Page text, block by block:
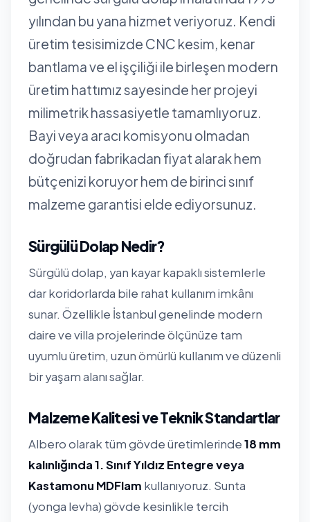
yılından bu yana hizmet veriyoruz. Kendi
üretim tesisimizde CNC kesim, kenar
bantlama ve el işçiliği ile birleşen modern
üretim hattımız sayesinde her projeyi
milimetrik hassasiyetle tamamlıyoruz.
Bayi veya aracı komisyonu olmadan
doğrudan fabrikadan fiyat alarak hem
bütçenizi koruyor hem de birinci sınıf
malzeme garantisi elde ediyorsunuz.
Sürgülü Dolap Nedir?
Sürgülü dolap, yan kayar kapaklı sistemlerle
dar koridorlarda bile rahat kullanım imkânı
sunar. Özellikle İstanbul genelinde modern
daire ve villa projelerinde ölçünüze tam
uyumlu üretim, uzun ömürlü kullanım ve düzenli
bir yaşam alanı sağlar.
Malzeme Kalitesi ve Teknik Standartlar
Albero olarak tüm gövde üretimlerinde18 mm
kalınlığında 1. Sınıf Yıldız Entegre veya
Kastamonu MDFlam kullanıyoruz. Sunta
(yonga levha) gövde kesinlikle tercih